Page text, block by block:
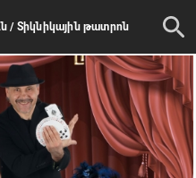
/ Տիկնիկային թատրոն